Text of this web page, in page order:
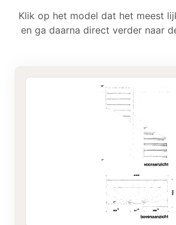
Klik op het model dat het meest
en ga daarna direct verder naar